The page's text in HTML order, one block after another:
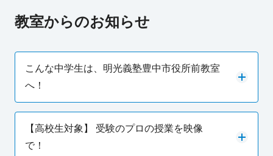
教室からのお知らせ
こんな中学生は、明光義塾豊中市役所前教室
へ！
【高校生対象】 受験のプロの授業を映像
で！